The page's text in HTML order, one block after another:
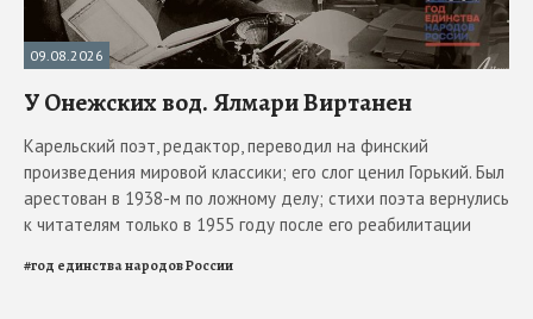
09.08.2026
У Онежских вод. Ялмари Виртанен
Карельский поэт, редактор, переводил на финский
произведения мировой классики; его слог ценил Горький. Был
арестован в 1938-м по ложному делу; стихи поэта вернулись
к читателям только в 1955 году после его реабилитации
#год единства народов России